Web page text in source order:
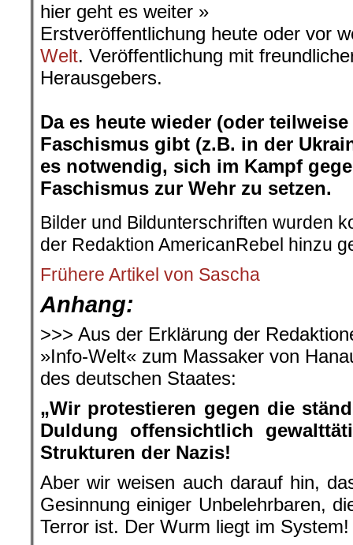
hier geht es weiter »
Erstveröffentlichung heute oder vor
Welt. Veröffentlichung mit
Herausgebers.
Da es heute wieder (oder
Faschismus gibt (z.B. in der
es notwendig, sich im Kampf
Faschismus zur Wehr zu setzen.
Bilder und Bildunterschriften wurden
der Redaktion AmericanRebel hinzu
Frühere Artikel von Sascha
Anhang:
>>> Aus der Erklärung der
»Info-Welt« zum Massaker von
des deutschen Staates:
„Wir protestieren gegen die
Duldung offensichtlich
Strukturen der Nazis!
Aber wir weisen auch darauf hin,
Gesinnung einiger Unbelehrbaren,
Terror ist. Der Wurm liegt im System!